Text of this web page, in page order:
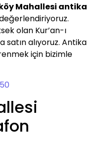
Mahallesi antika
olan Kur’an-ı
alıyoruz. Antika
için bizimle